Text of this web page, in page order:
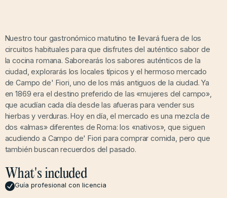
Nuestro tour gastronómico matutino te llevará fuera de los
circuitos habituales para que disfrutes del auténtico sabor de
la cocina romana. Saborearás los sabores auténticos de la
ciudad, explorarás los locales típicos y el hermoso mercado
de Campo de' Fiori, uno de los más antiguos de la ciudad. Ya
en 1869 era el destino preferido de las «mujeres del campo»,
que acudían cada día desde las afueras para vender sus
hierbas y verduras. Hoy en día, el mercado es una mezcla de
dos «almas» diferentes de Roma: los «nativos», que siguen
acudiendo a Campo de' Fiori para comprar comida, pero que
también buscan recuerdos del pasado.
What's included
Guía profesional con licencia